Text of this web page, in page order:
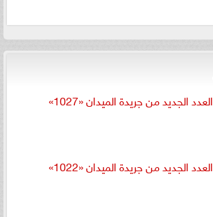
العدد الجديد من جريدة الميدان «1027»
العدد الجديد من جريدة الميدان «1022»